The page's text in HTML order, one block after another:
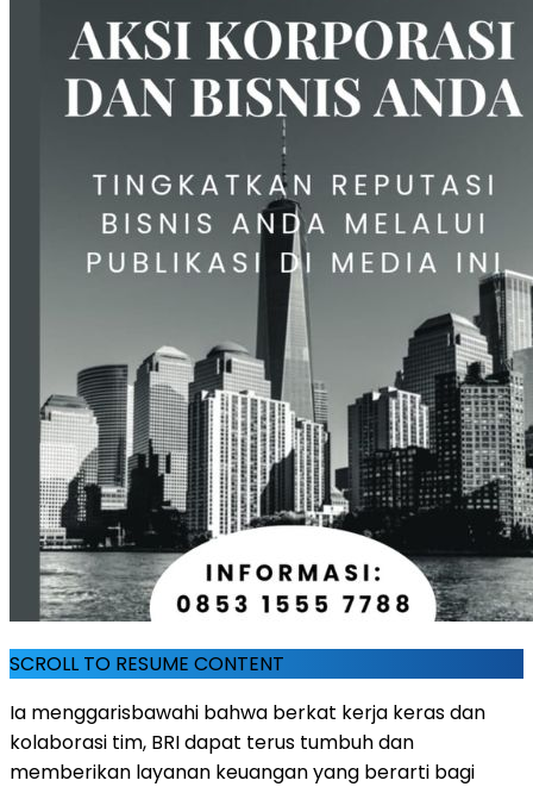
SCROLL TO RESUME CONTENT
Ia menggarisbawahi bahwa berkat kerja keras dan
kolaborasi tim, BRI dapat terus tumbuh dan
memberikan layanan keuangan yang berarti bagi